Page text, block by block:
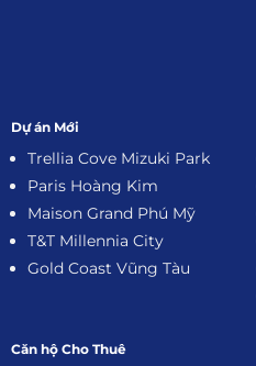
Dự án Mới
Trellia Cove Mizuki Park
Paris Hoàng Kim
Maison Grand Phú Mỹ
T&T Millennia City
Gold Coast Vũng Tàu
Căn hộ Cho Thuê